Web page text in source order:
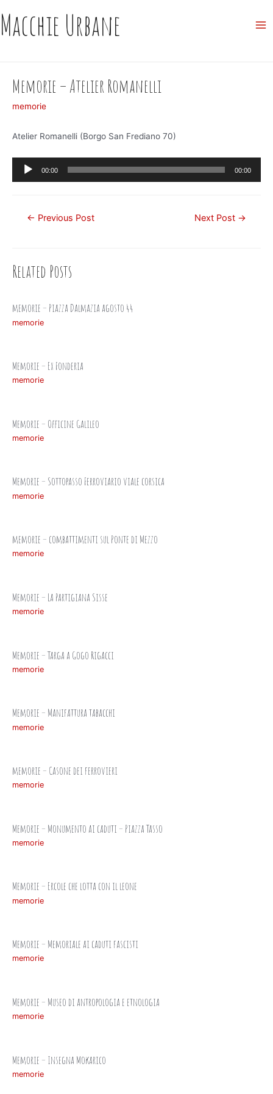
to
content
Macchie Urbane
Memorie – Atelier Romanelli
memorie
Atelier Romanelli (Borgo San Frediano 70)
Audio
00:00 00:00
Post← Previous Post Next Post →
Related Posts
memorie – Piazza Dalmazia agosto 44
memorie
Memorie – Ex Fonderia
memorie
Memorie – Officine Galileo
memorie
Memorie – Sottopasso Ferroviario viale corsica
memorie
memorie – combattimenti sul Ponte di Mezzo
memorie
Memorie – La Partigiana Sisse
memorie
Memorie – Targa a Gogo Rigacci
memorie
Memorie – Manifattura tabacchi
memorie
memorie – Casone dei ferrovieri
memorie
Memorie – Monumento ai caduti – Piazza Tasso
memorie
Memorie – Ercole che lotta con il leone
memorie
Memorie – Memoriale ai caduti fascisti
memorie
Memorie – Museo di antropologia e etnologia
memorie
Memorie – Insegna Mokarico
memorie